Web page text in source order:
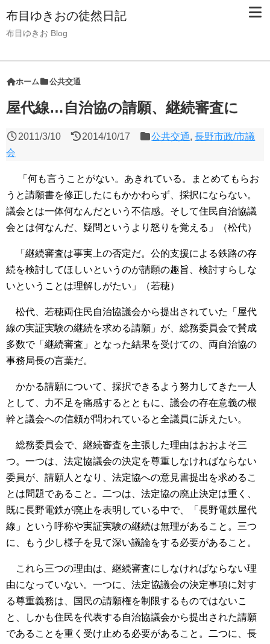
布目ゆきおの徒然日記
布目ゆきお Blog
ホーム 公共交通
屋代線…自治協の請願、継続審査に
2011/3/10 2014/10/17 公共交通,長野市政/市議
会
「何も言うことがない。あきれている。まとめてもらお
うと請願書を修正したにもかかわらず、採択にならない。
議会とは一体何なんだという不信感。そして住民自治協議
会とは何なんだ、疑問というより怒りを覚える」（松代）
「継続審査は事実上の否定だ。公的支援による鉄路の存
続を検討してほしいというのが請願の趣旨、検討すらしな
いということは理解しがたい」（若穂）
松代、若穂両住民自治協議会から提出されていた「屋代
線の実証実験の継続を求める請願」が、総務委員会で賛成
多数で「継続審査」となった結果を受けての、両自治協の
事務局長の言葉だ。
かかる請願について、採択できるよう努力してきた一人
として、力不足を痛感するとともに、議会の存在意義の根
幹と議会への信頼が問われていると全議員に訴えたい。
総務委員会で、継続審査を主張した理由はおおよそ三
つ。一つは、法定協議会の決定を尊重しなければならない
委員が、請願人となり、法定協への意見書提出を求めるこ
とは問題であること。二つは、法定協の廃止決定は重く、
既に長野電鉄が廃止を表明している中で、「長野電鉄屋代
線」という呼称や実証実験の継続は無理があること。三つ
に、もう少し様子を見て深い議論をする必要があること。
これら三つの理由は、継続審査にしなければならない理
由になっていない。一つに、法定協議会の決定事項に対す
る尊重義務は、国民の請願権を制限するものではないこ
と、しかも住民を代表する自治協議会から提出された請願
であることを重く受け止める必要があること。二つに、長